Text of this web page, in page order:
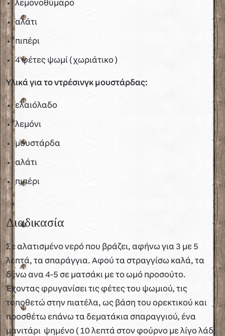
λεμονοθύμαρο
αλάτι
πιπέρι
4 φέτες ψωμί ( χωριάτικο )
Υλικά για το ντρέσινγκ μουστάρδας:
ελαιόλαδο
λεμόνι
μουστάρδα
αλάτι
πιπέρι
Διαδικασία
Σε αλατισμένο νερό που βράζει, αφήνω για 3 με 5
λεπτά, τα σπαράγγια. Αφού τα στραγγίσω καλά, τα
δένω ανα 4-5 σε ματσάκι με το ωμό προσούτο.
Έχοντας φρυγανίσει τις φέτες του ψωμιού, τις
τοποθετώ στην πιατέλα, ως βάση του ορεκτικού και
προσθέτω επάνω τα δεματάκια σπαραγγιού, ένα
μανιτάρι ψημένο ( 10 λεπτά στον φούρνο με λίγο λάδι